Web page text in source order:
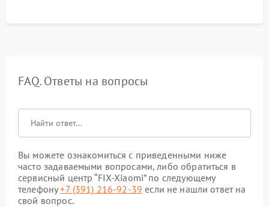
FAQ. Ответы на вопросы
Вы можете ознакомиться с приведенными ниже
часто задаваемыми вопросами, либо обратиться в
сервисный центр “FIX-Xiaomi” по следующему
телефону+7 (391) 216-92-39 если не нашли ответ на
свой вопрос.